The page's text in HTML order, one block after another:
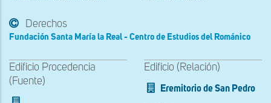
Derechos
Fundación Santa María la Real - Centro de Estudios del Románico
Edificio Procedencia
(Fuente)
Edificio (Relación)
Eremitorio de San Pedro